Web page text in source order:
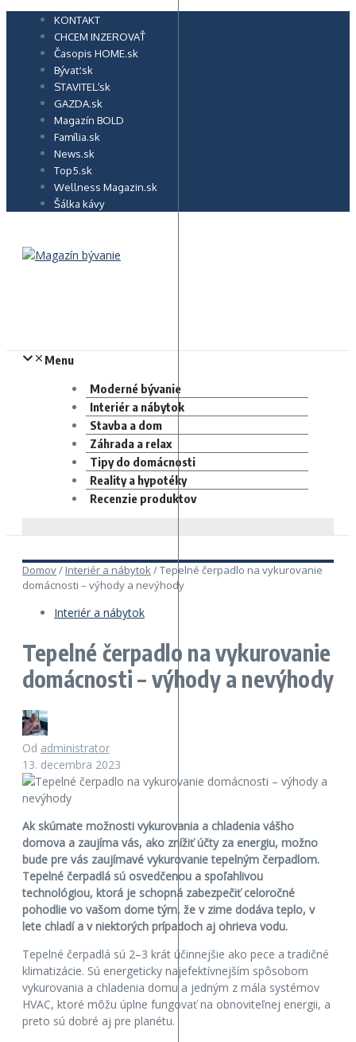
Preskočiť
KONTAKT
CHCEM INZEROVAŤ
Časopis HOME.sk
Bývať.sk
STAVITEĽ.sk
GAZDA.sk
Magazín BOLD
Família.sk
News.sk
Top5.sk
Wellness Magazin.sk
Šálka kávy
Menu
Moderné bývanie
Interiér a nábytok
Stavba a dom
Záhrada a relax
Tipy do domácnosti
Reality a hypotéky
Recenzie produktov
Domov/ Interiér a nábytok/Tepelné čerpadlo na vykurovanie
domácnosti – výhody a nevýhody
Interiér a nábytok
Tepelné čerpadlo na vykurovanie
domácnosti – výhody a nevýhody
Od administrator
13. decembra 2023
Ak skúmate možnosti vykurovania a chladenia vášho
domova a zaujíma vás, ako znížiť účty za energiu, možno
bude pre vás zaujímavé vykurovanie tepelným čerpadlom.
Tepelné čerpadlá sú osvedčenou a spoľahlivou
technológiou, ktorá je schopná zabezpečiť celoročné
pohodlie vo vašom dome tým, že v zime dodáva teplo, v
lete chladí a v niektorých prípadoch aj ohrieva vodu.
Tepelné čerpadlá sú 2–3 krát účinnejšie ako pece a tradičné
klimatizácie. Sú energeticky najefektívnejším spôsobom
vykurovania a chladenia domu a jedným z mála systémov
HVAC, ktoré môžu úplne fungovať na obnoviteľnej energii, a
preto sú dobré aj pre planétu.